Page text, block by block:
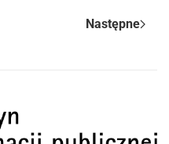
Następne